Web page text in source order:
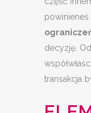
decyzję.
transakcja